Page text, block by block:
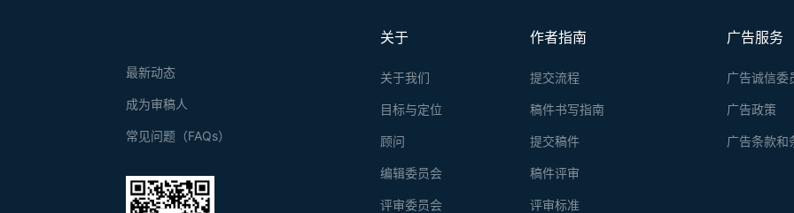
广告服务
广告诚信委
广告政策
广告条款和
作者指南
提交流程
稿件书写指南
提交稿件
稿件评审
评审标准
关于
关于我们
目标与定位
顾问
编辑委员会
评审委员会
最新动态
成为审稿人
常见问题（FAQs）